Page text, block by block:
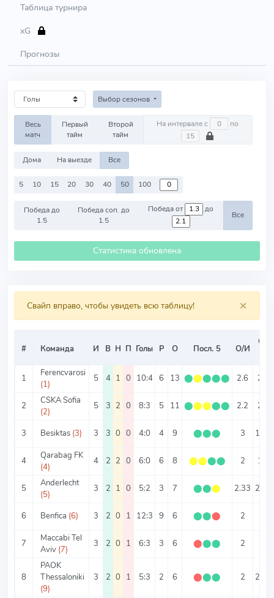
Таблица турнира
xG
Прогнозы
Выбор сезонов
Весь
матч
Первый
тайм
Второй
тайм
На интервале с по
Дома На выезде Все
5 10 15 20 30 40 50 100
Победа до
1.5
Победа соп. до
1.5
Победа от до
Все
Статистика обновлена
×
Свайп вправо, чтобы увидеть всю таблицу!
# Команда И В Н П Голы Р О Посл. 5 О/И
Ср
1
Ferencvarosi
(1)
5 4 1 0 10:4 6 13 ⬤⬤⬤⬤⬤ 2.6 2.8
2
CSKA Sofia
(2)
5 3 2 0 8:3 5 11 ⬤⬤⬤⬤⬤ 2.2 2.2
3 Besiktas (3) 3 3 0 0 4:0 4 9 ⬤⬤⬤ 3 1.33
4
Qarabag FK
(4)
4 2 2 0 6:0 6 8 ⬤⬤⬤⬤ 2 1.5
5
Anderlecht
(5)
3 2 1 0 5:2 3 7 ⬤⬤⬤ 2.33 2.33
6 Benfica (6) 3 2 0 1 12:3 9 6 ⬤⬤⬤ 2
7
Maccabi Tel
Aviv (7)
3 2 0 1 6:3 3 6 ⬤⬤⬤ 2
8
PAOK
Thessaloniki
(9)
3 2 0 1 5:3 2 6 ⬤⬤⬤ 2 2.67